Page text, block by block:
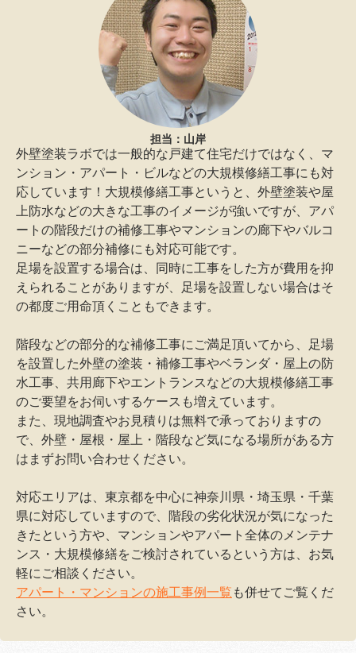
担当：山岸
外壁塗装ラボでは一般的な戸建て住宅だけではなく、マ
ンション・アパート・ビルなどの大規模修繕工事にも対
応しています！大規模修繕工事というと、外壁塗装や屋
上防水などの大きな工事のイメージが強いですが、アパ
ートの階段だけの補修工事やマンションの廊下やバルコ
ニーなどの部分補修にも対応可能です。
足場を設置する場合は、同時に工事をした方が費用を抑
えられることがありますが、足場を設置しない場合はそ
の都度ご用命頂くこともできます。
階段などの部分的な補修工事にご満足頂いてから、足場
を設置した外壁の塗装・補修工事やベランダ・屋上の防
水工事、共用廊下やエントランスなどの大規模修繕工事
のご要望をお伺いするケースも増えています。
また、現地調査やお見積りは無料で承っておりますの
で、外壁・屋根・屋上・階段など気になる場所がある方
はまずお問い合わせください。
対応エリアは、東京都を中心に神奈川県・埼玉県・千葉
県に対応していますので、階段の劣化状況が気になった
きたという方や、マンションやアパート全体のメンテナ
ンス・大規模修繕をご検討されているという方は、お気
軽にご相談ください。
アパート・マンションの施工事例一覧 も併せてご覧くだ
さい。